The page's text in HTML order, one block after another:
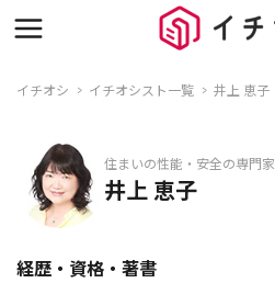
イチオシ イチオシスト一覧 井上 恵子
住まいの性能・安全の専門家
井上 恵子
経歴・資格・著書